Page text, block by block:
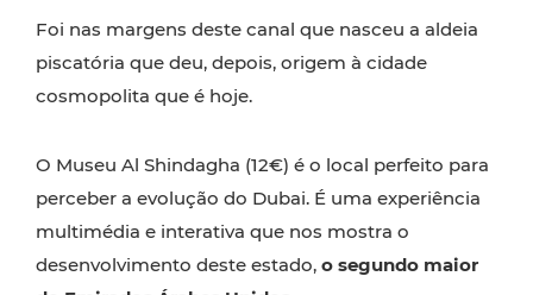
Foi nas margens deste canal que nasceu a aldeia
piscatória que deu, depois, origem à cidade
cosmopolita que é hoje.
O Museu Al Shindagha (12€) é o local perfeito para
perceber a evolução do Dubai. É uma experiência
multimédia e interativa que nos mostra o
desenvolvimento deste estado, o segundo maior